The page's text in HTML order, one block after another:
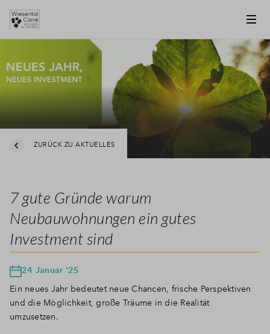
ZURÜCK ZU AKTUELLES
7 gute Gründe warum
Neubauwohnungen ein gutes
Investment sind
24 Januar '25
Ein neues Jahr bedeutet neue Chancen, frische Perspektiven
und die Möglichkeit, große Träume in die Realität
umzusetzen.